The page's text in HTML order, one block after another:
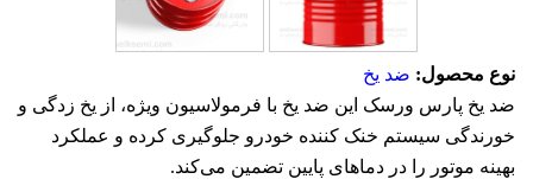
نوع محصول: ضد یخ
ضد یخ پارس ورسک این ضد یخ با فرمولاسیون ویژه، از یخ زدگی و
خورندگی سیستم خنک کننده خودرو جلوگیری کرده و عملکرد
بهینه موتور را در دماهای پایین تضمین می‌کند.